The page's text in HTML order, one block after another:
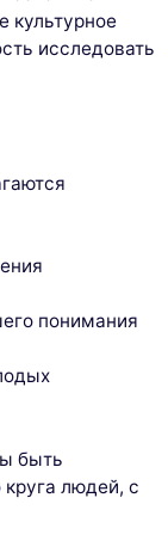
культурное
исследовать
понимания
быть
людей, с